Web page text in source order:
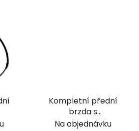
Kompletní přední
brzda s
dvoupístkovým
Na objednávku